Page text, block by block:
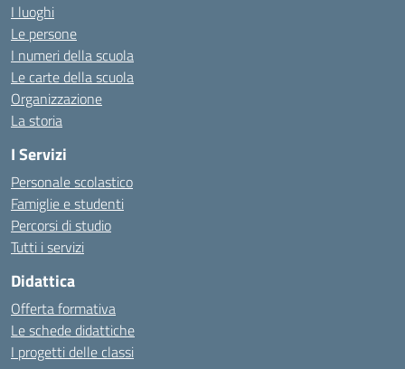
I luoghi
Le persone
I numeri della scuola
Le carte della scuola
Organizzazione
La storia
I Servizi
Personale scolastico
Famiglie e studenti
Percorsi di studio
Tutti i servizi
Didattica
Offerta formativa
Le schede didattiche
I progetti delle classi